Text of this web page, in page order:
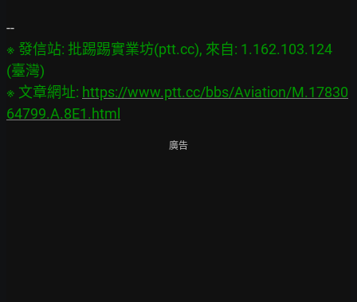
※ 發信站: 批踢踢實業坊(ptt.cc), 來自: 1.162.103.124
(臺灣)
※ 文章網址: https://www.ptt.cc/bbs/Aviation/M.17830
64799.A.8E1.html
廣告